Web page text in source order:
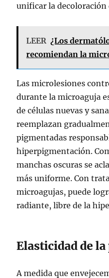
unificar la decoloración
LEER ¿Los
recomiendan la
Las microlesiones
durante la microaguja
de células nuevas y
reemplazan
pigmentadas
hiperpigmentación.
manchas oscuras se
más uniforme. Con
microagujas, puede
radiante, libre de la
Elasticidad de
A medida que